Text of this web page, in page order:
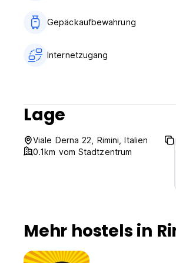
und Zurück und einen Gratis Shot
Lets Jam Together!!
Gepäckaufbewahrung
Internetzugang
Lage
Viale Derna 22, Rimini, Italien
0.1km vom Stadtzentrum
Mehr hostels in